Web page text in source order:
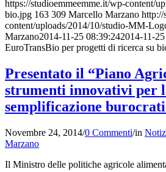
https://studioemmeemme.it/wp-content/
bio.jpg 163 309 Marcello Marzano http://
content/uploads/2014/10/studio-MM-
Marzano2014-11-25 08:39:242014-11-
EuroTransBio per progetti di ricerca su
Presentato il “Piano
strumenti innovativi per
semplificazione
Novembre 24, 2014/0 Commenti/in
Marzano
Il Ministro delle politiche agricole